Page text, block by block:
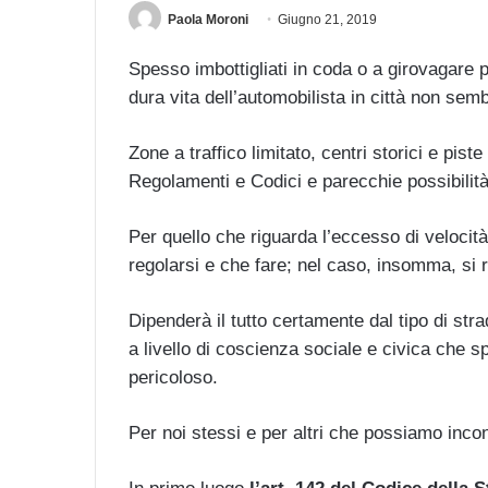
Paola Moroni Giugno 21, 2019
Spesso imbottigliati in coda o a girovagare
dura vita dell’automobilista in città non
Zone a traffico limitato, centri storici e
Regolamenti e Codici e parecchie
Per quello che riguarda l’eccesso di
regolarsi e che fare; nel caso, insomma, si
Dipenderà il tutto certamente dal tipo di
a livello di coscienza sociale e civica che
pericoloso.
Per noi stessi e per altri che possiamo